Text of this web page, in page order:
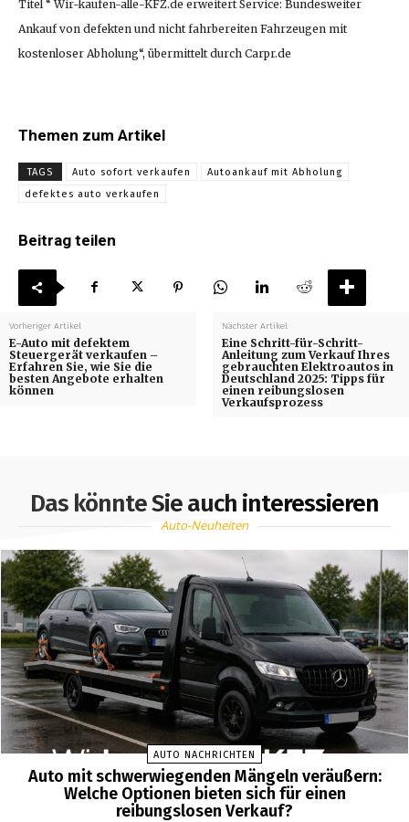
Titel “ Wir-kaufen-alle-KFZ.de erweitert Service: Bundesweiter
Ankauf von defekten und nicht fahrbereiten Fahrzeugen mit
kostenloser Abholung“, übermittelt durch Carpr.de
Themen zum Artikel
TAGS Auto sofort verkaufen
Autoankauf mit Abholung
defektes auto verkaufen
Beitrag teilen
Vorheriger Artikel
E-Auto mit defektem
Steuergerät verkaufen –
Erfahren Sie, wie Sie die
besten Angebote erhalten
können
Nächster Artikel
Eine Schritt-für-Schritt-
Anleitung zum Verkauf Ihres
gebrauchten Elektroautos in
Deutschland 2025: Tipps für
einen reibungslosen
Verkaufsprozess
Das könnte Sie auch interessieren
Auto-Neuheiten
AUTO NACHRICHTEN
Auto mit schwerwiegenden Mängeln veräußern:
Welche Optionen bieten sich für einen
reibungslosen Verkauf?